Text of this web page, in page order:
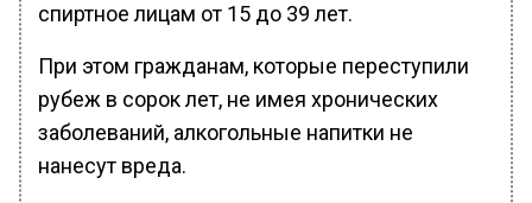
спиртное лицам от 15 до 39 лет.
При этом гражданам, которые переступили
рубеж в сорок лет, не имея хронических
заболеваний, алкогольные напитки не
нанесут вреда.